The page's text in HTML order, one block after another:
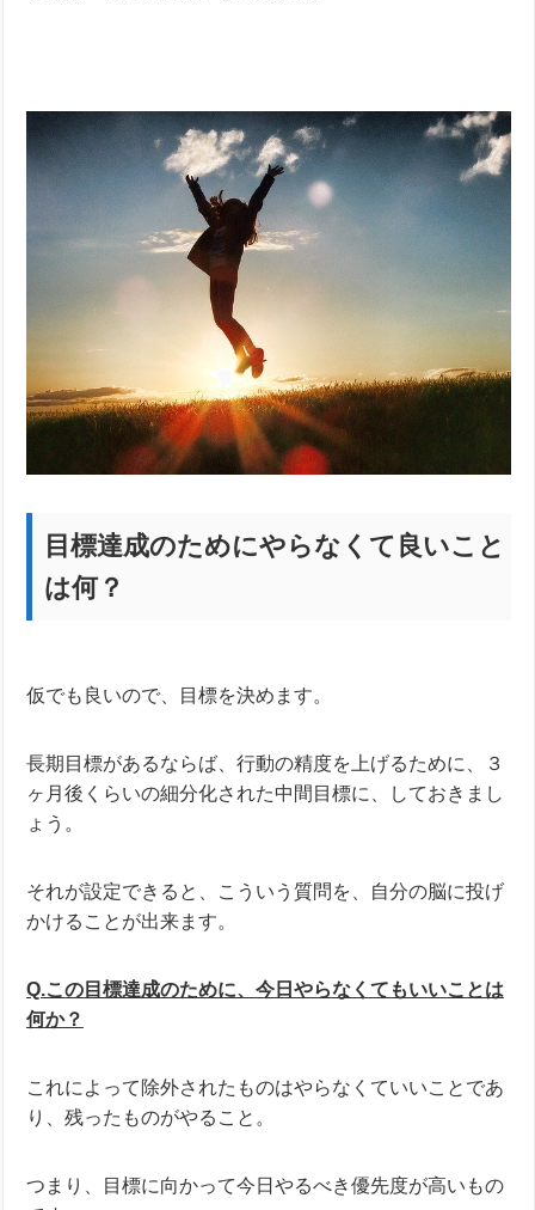
目標達成のためにやらなくて良いこと
は何？
仮でも良いので、目標を決めます。
長期目標があるならば、行動の精度を上げるために、３
ヶ月後くらいの細分化された中間目標に、しておきまし
ょう。
それが設定できると、こういう質問を、自分の脳に投げ
かけることが出来ます。
Q.この目標達成のために、今日やらなくてもいいことは
何か？
これによって除外されたものはやらなくていいことであ
り、残ったものがやること。
つまり、目標に向かって今日やるべき優先度が高いもの